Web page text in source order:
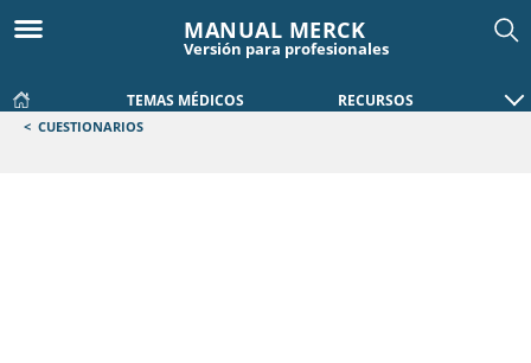
MANUAL MERCK
Versión para profesionales
TEMAS MÉDICOS RECURSOS
< CUESTIONARIOS